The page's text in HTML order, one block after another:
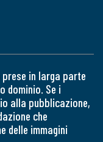
in larga parte
dominio. Se i
alla pubblicazione,
che
delle immagini